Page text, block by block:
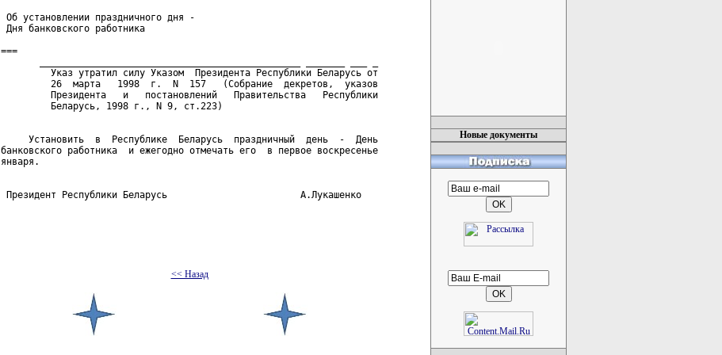
Об установлении праздничного дня -
Дня банковского работника
===
         Указ утратил силу Указом  Президента Республики Беларусь от
         26  марта   1998  г.  N  157   (Собрание  декретов,  указов
         Президента   и   постановлений   Правительства   Республики
         Беларусь, 1998 г., N 9, ст.223)
     Установить  в  Республике  Беларусь  праздничный  день  -  День
банковского работника  и ежегодно отмечать его  в первое воскресенье
января.
Президент Республики Беларусь                        А.Лукашенко
<< Назад
Новые документы